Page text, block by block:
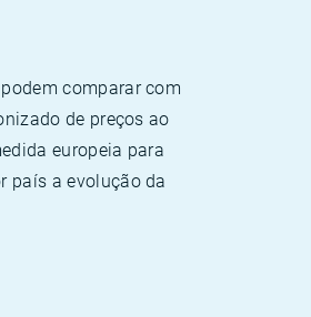
comparar com
de preços ao
europeia para
país a evolução da